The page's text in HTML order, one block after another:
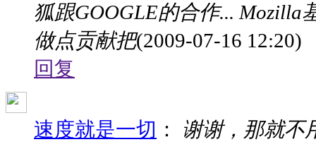
狐跟GOOGLE的合作...
做点贡献把(2009-07-16 12:20)
回复
速度就是一切 ：
谢谢，那就不